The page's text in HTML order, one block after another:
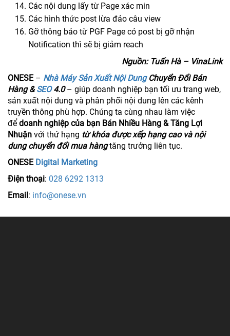
Các nội dung lấy từ Page xác min
Các hình thức post lừa đảo câu view
Gỡ thông báo từ PGF Page có post bị gỡ nhận
Notification thì sẽ bị giảm reach
Nguồn: Tuấn Hà – VinaLink
ONESE– Nhà Máy Sản Xuất Nội DungChuyển Đổi Bán
Hàng &SEO4.0– giúp doanh nghiệp bạn tối ưu trang web,
sản xuất nội dung và phân phối nội dung lên các kênh
truyền thông phù hợp. Chúng ta cùng nhau làm việc
để doanh nghiệp của bạn Bán Nhiều Hàng & Tăng Lợi
Nhuận với thứ hạng từ khóa được xếp hạng cao và nội
dung chuyển đổi mua hàngtăng trưởng liên tục.
ONESE Digital Marketing
Điện thoại: 028 6292 1313
Email: info@onese.vn